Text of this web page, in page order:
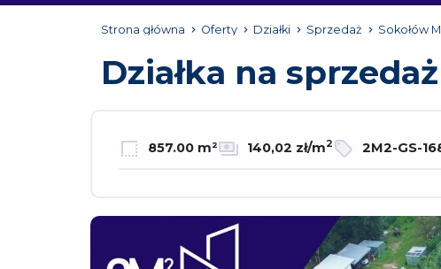
Strona główna Oferty Działki Sprzedaż Sokołów
Działka na sprzedaż
857.00 m² 140,02 zł/m2 2M2-GS-